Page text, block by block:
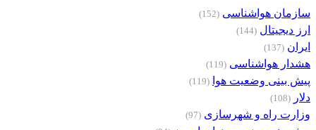
سازمان هواشناسی (152)
ارز دیجیتال (144)
ایران (137)
هشدار هواشناسی (119)
پیش بینی وضعیت هوا (119)
دلار (108)
وزارت راه و شهرسازی (97)